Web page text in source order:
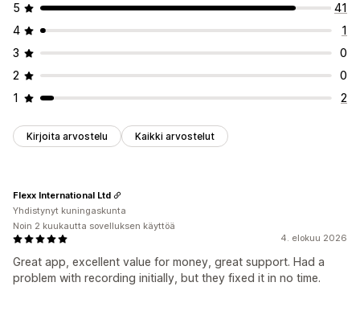
5
41
4
1
3
0
2
0
1
2
Kirjoita arvostelu Kaikki arvostelut
4. elokuu 2026
Great app, excellent value for money, great support. Had a
problem with recording initially, but they fixed it in no time.
Flexx International Ltd
Yhdistynyt kuningaskunta
Noin 2 kuukautta sovelluksen käyttöä